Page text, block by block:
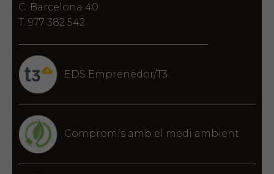
C. Barcelona 40
T. 977 382 542
EDS Emprenedor/T3
Compromís amb el medi ambient